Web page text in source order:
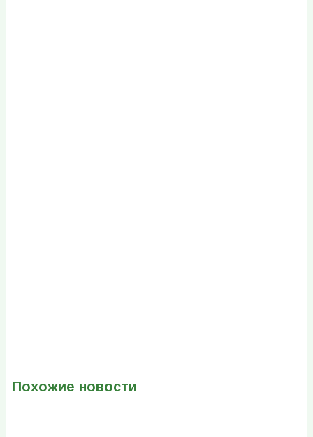
Похожие новости